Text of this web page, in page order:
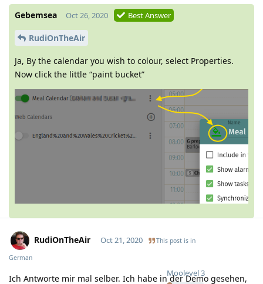
Gebemsea Oct 26, 2020 Best Answer
RudiOnTheAir
Ja, By the calendar you wish to colour, select Properties.
Now click the little “paint bucket”
RudiOnTheAir
Moolevel3
Oct 21, 2020 This post is in
German
Ich Antworte mir mal selber. Ich habe in der Demo gesehen,